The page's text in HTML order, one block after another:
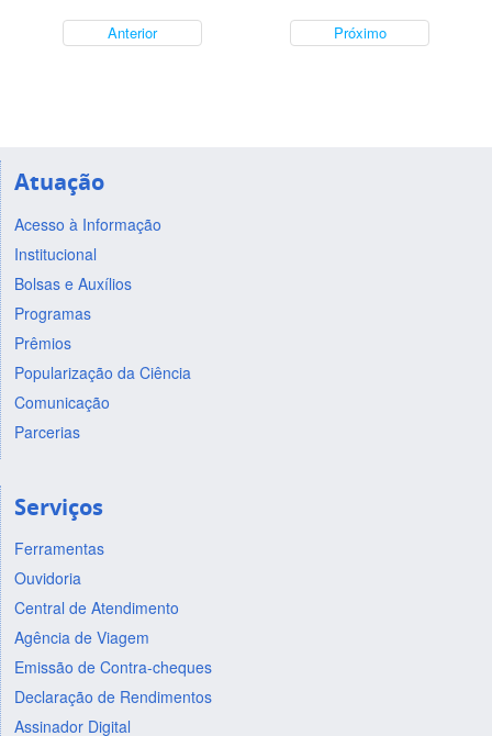
Anterior Próximo
Atuação
Acesso à Informação
Institucional
Bolsas e Auxílios
Programas
Prêmios
Popularização da Ciência
Comunicação
Parcerias
Serviços
Ferramentas
Ouvidoria
Central de Atendimento
Agência de Viagem
Emissão de Contra-cheques
Declaração de Rendimentos
Assinador Digital